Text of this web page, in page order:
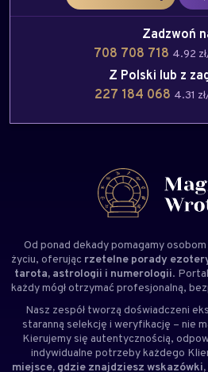
Zadzwoń
708 708 718 4.92
Z Polski lub z
227 184 068 4.31
Od ponad dekady pomagamy
życiu, oferując rzetelne porady
tarota, astrologii i numerologii.
każdy mógł otrzymać profesjonalną,
Nasz zespół tworzą doświadczeni
staranną selekcję i weryfikację – nie
Kierujemy się autentycznością,
indywidualne potrzeby każdego
miejsce, gdzie znajdziesz